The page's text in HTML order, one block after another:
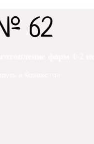
62